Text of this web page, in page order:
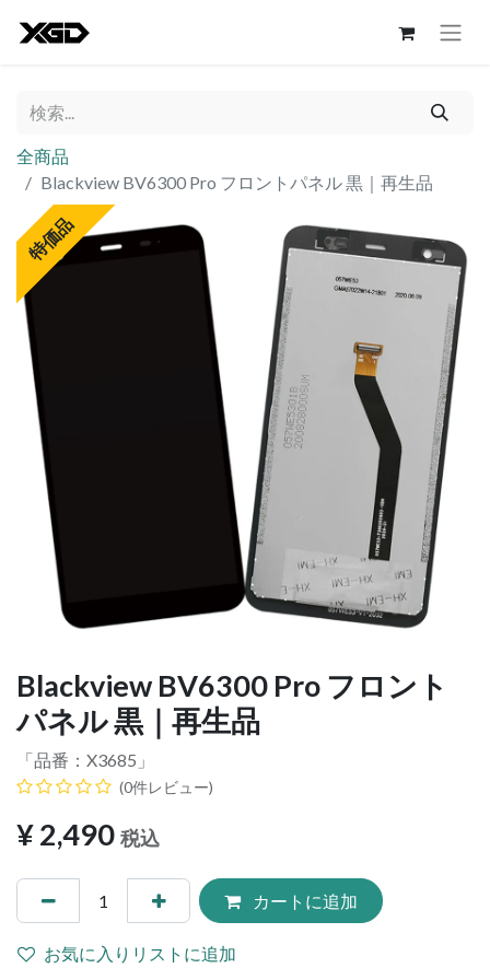
全商品
Blackview BV6300 Pro フロントパネル 黒｜再生品
特価品
Blackview BV6300 Pro フロント
パネル 黒｜再生品
「品番： X3685 」
(0件レビュー)
¥2,490 税込
カートに追加
お気に入りリストに追加